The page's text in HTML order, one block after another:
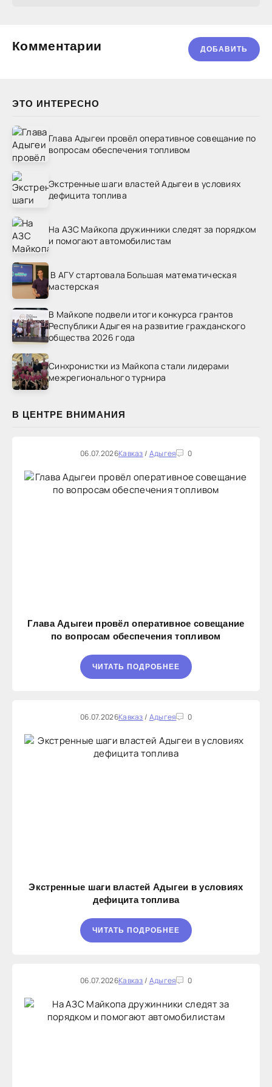
ЭТО ИНТЕРЕСНО
Глава Адыгеи провёл оперативное совещание по
вопросам обеспечения топливом
Экстренные шаги властей Адыгеи в условиях
дефицита топлива
На АЗС Майкопа дружинники следят за порядком
и помогают автомобилистам
В АГУ стартовала Большая математическая
мастерская
В Майкопе подвели итоги конкурса грантов
Республики Адыгея на развитие гражданского
общества 2026 года
Синхронистки из Майкопа стали лидерами
межрегионального турнира
В ЦЕНТРЕ ВНИМАНИЯ
06.07.2026Кавказ/ Адыгея 0
Глава Адыгеи провёл оперативное совещание
по вопросам обеспечения топливом
ЧИТАТЬ ПОДРОБНЕЕ
06.07.2026Кавказ/ Адыгея 0
Экстренные шаги властей Адыгеи в условиях
дефицита топлива
ЧИТАТЬ ПОДРОБНЕЕ
06.07.2026Кавказ/ Адыгея 0
Комментарии ДОБАВИТЬ